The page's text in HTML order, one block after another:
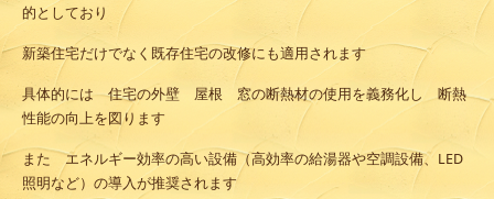
的としており
新築住宅だけでなく既存住宅の改修にも適用されます
具体的には 住宅の外壁 屋根 窓の断熱材の使用を義務化し 断熱
性能の向上を図ります
また エネルギー効率の高い設備（高効率の給湯器や空調設備、LED
照明など）の導入が推奨されます